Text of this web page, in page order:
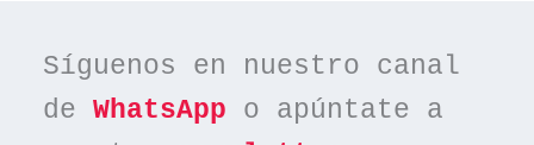
Síguenos en nuestro canal
de WhatsApp o apúntate a